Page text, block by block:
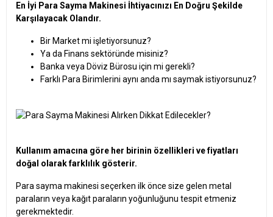
En İyi Para Sayma Makinesi İhtiyacınızı En Doğru Şekilde
Karşılayacak Olandır.
Bir Market mi işletiyorsunuz?
Ya da Finans sektöründe misiniz?
Banka veya Döviz Bürosu için mi gerekli?
Farklı Para Birimlerini aynı anda mı saymak istiyorsunuz?
Kullanım amacına göre her birinin özellikleri ve fiyatları
doğal olarak farklılık gösterir.
Para sayma makinesi seçerken ilk önce size gelen metal
paraların veya kağıt paraların yoğunluğunu tespit etmeniz
gerekmektedir.